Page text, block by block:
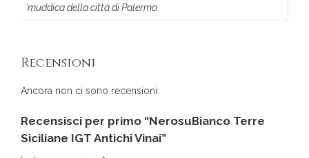
‘muddica della città di Palermo.
Recensioni
Ancora non ci sono recensioni.
Recensisci per primo “NerosuBianco Terre
Siciliane IGT Antichi Vinai”